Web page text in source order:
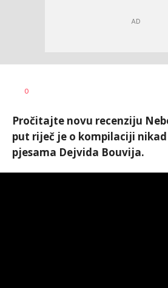
AUTOR
0
Pročitajte novu recenziju
put riječ je o kompilaciji
pjesama Dejvida Bouvija.